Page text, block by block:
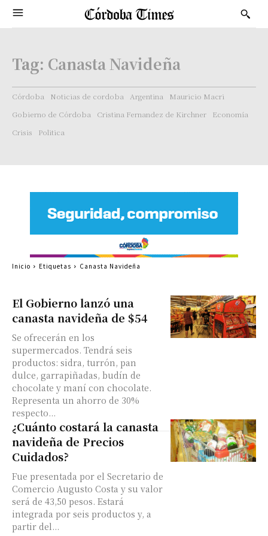
Tag: Canasta Navideña
Córdoba Noticias de cordoba Argentina
Mauricio Macri
Gobierno de Córdoba
Cristina Fernandez de Kirchner
Economía
Crisis
Politica
El Gobierno lanzó una
canasta navideña de $54
Se ofrecerán en los
supermercados. Tendrá seis
productos: sidra, turrón, pan
dulce, garrapiñadas, budín de
chocolate y maní con chocolate.
Representa un ahorro de 30%
respecto...
¿Cuánto costará la canasta
navideña de Precios
Cuidados?
Fue presentada por el Secretario de
Comercio Augusto Costa y su valor
será de 43,50 pesos. Estará
integrada por seis productos y, a
partir del...
Inicio Etiquetas Canasta Navideña